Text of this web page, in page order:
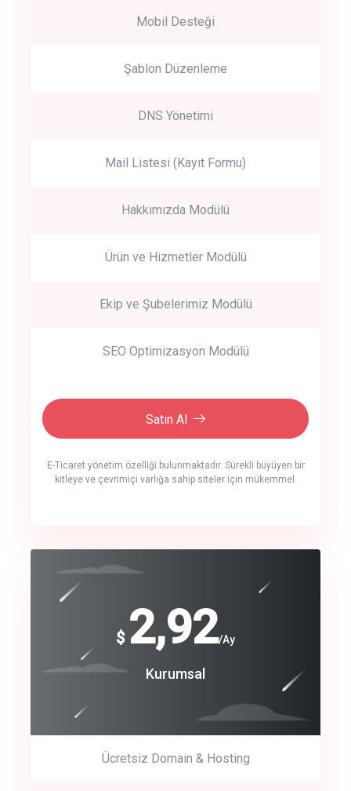
Mobil Desteği
Şablon Düzenleme
DNS Yönetimi
Mail Listesi (Kayıt Formu)
Hakkımızda Modülü
Ürün ve Hizmetler Modülü
Ekip ve Şubelerimiz Modülü
SEO Optimizasyon Modülü
Satın Al
E-Ticaret yönetim özelliği bulunmaktadır. Sürekli büyüyen bir
kitleye ve çevrimiçi varlığa sahip siteler için mükemmel.
crm auto cync
track energy costs
Get Started
$ 2,92/Ay
Kurumsal
Ücretsiz Domain & Hosting
$
240
Coroprate